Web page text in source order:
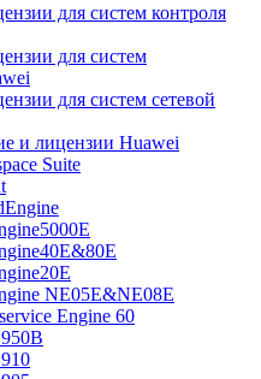
для систем контроля
для систем
для систем сетевой
и лицензии Huawei
Suite
NE05E&NE08E
Engine 60